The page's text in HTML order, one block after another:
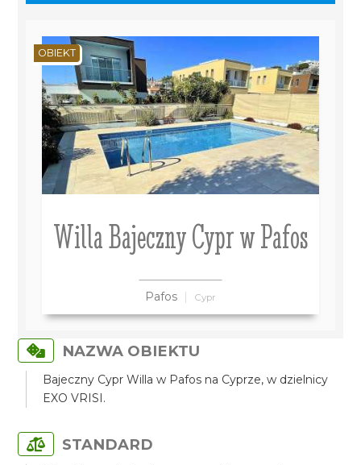
Willa Bajeczny Cypr w Pafos
Pafos Cypr
OBIEKT
NAZWA OBIEKTU
Bajeczny Cypr Willa w Pafos na Cyprze, w dzielnicy
EXO VRISI.
STANDARD